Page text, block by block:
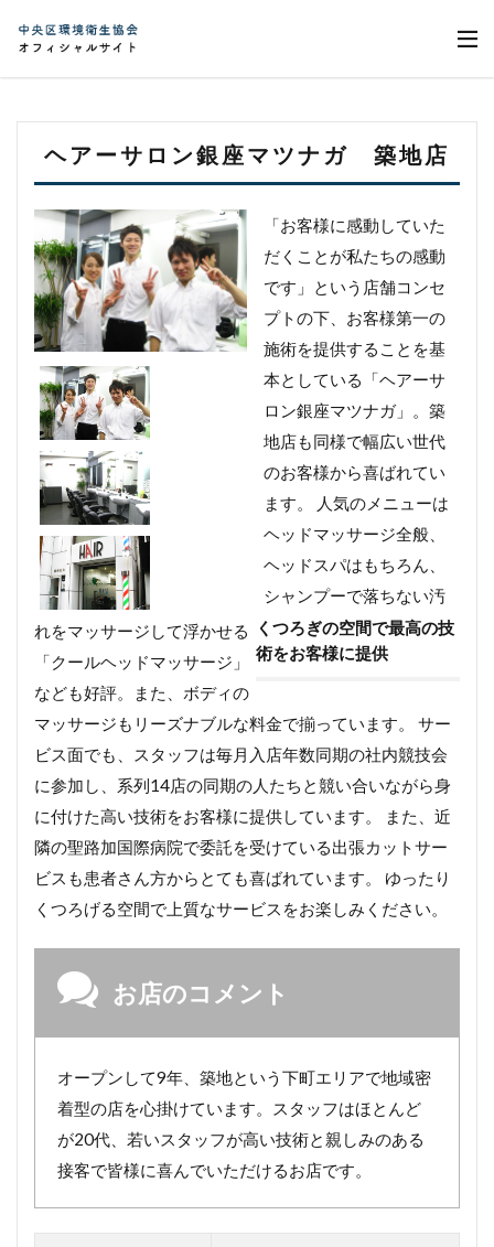
ヘアーサロン銀座マツナガ 築地店
くつろぎの空間で最高の技
術をお客様に提供
「お客様に感動していた
だくことが私たちの感動
です」という店舗コンセ
プトの下、お客様第一の
施術を提供することを基
本としている「ヘアーサ
ロン銀座マツナガ」。築
地店も同様で幅広い世代
のお客様から喜ばれてい
ます。 人気のメニューは
ヘッドマッサージ全般、
ヘッドスパはもちろん、
シャンプーで落ちない汚
れをマッサージして浮かせる
「クールヘッドマッサージ」
なども好評。また、ボディの
マッサージもリーズナブルな料金で揃っています。 サー
ビス面でも、スタッフは毎月入店年数同期の社内競技会
に参加し、系列14店の同期の人たちと競い合いながら身
に付けた高い技術をお客様に提供しています。 また、近
隣の聖路加国際病院で委託を受けている出張カットサー
ビスも患者さん方からとても喜ばれています。 ゆったり
くつろげる空間で上質なサービスをお楽しみください。
お店のコメント
オープンして9年、築地という下町エリアで地域密
着型の店を心掛けています。スタッフはほとんど
が20代、若いスタッフが高い技術と親しみのある
接客で皆様に喜んでいただけるお店です。